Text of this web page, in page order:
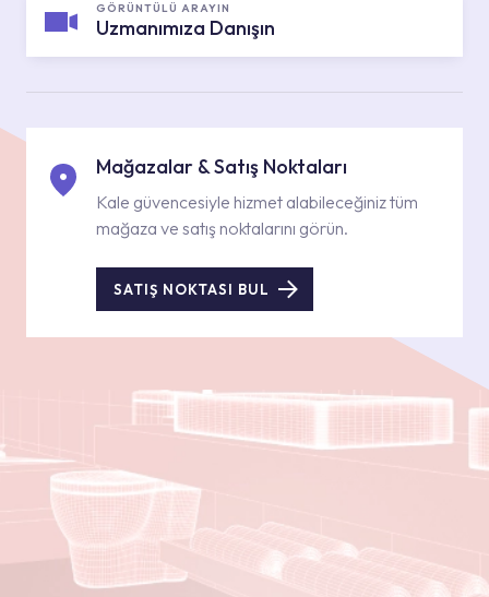
GÖRÜNTÜLÜ ARAYIN
Uzmanımıza Danışın
Mağazalar & Satış Noktaları
Kale güvencesiyle hizmet alabileceğiniz tüm
mağaza ve satış noktalarını görün.
SATIŞ NOKTASI BUL